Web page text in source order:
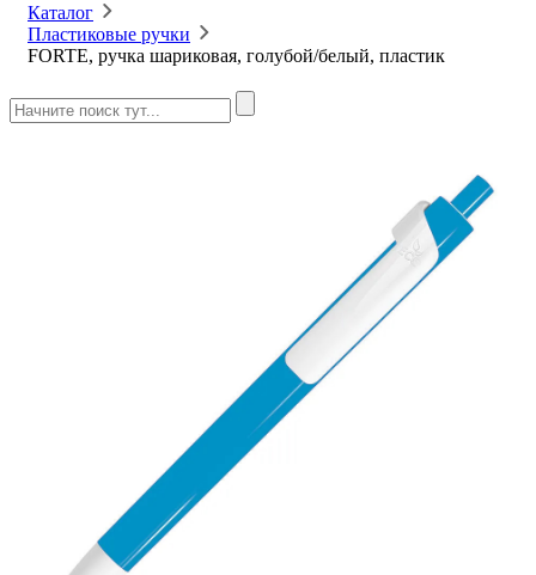
Каталог
Пластиковые ручки
FORTE, ручка шариковая, голубой/белый, пластик